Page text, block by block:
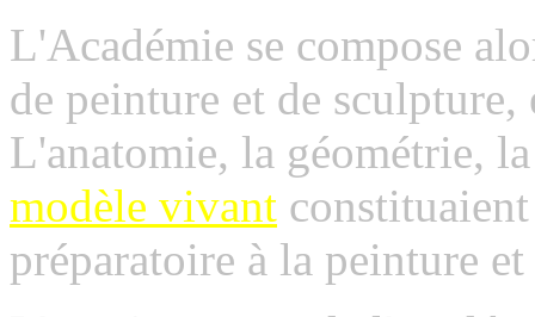
L'Académie se compose
de peinture et de
L'anatomie, la géométrie,
modèle vivant
préparatoire à la peinture